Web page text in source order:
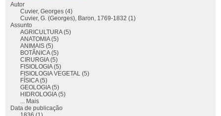
Autor
Cuvier, Georges (4)
Cuvier, G. (Georges), Baron, 1769-1832 (1)
Assunto
AGRICULTURA (5)
ANATOMIA (5)
ANIMAIS (5)
BOTÂNICA (5)
CIRURGIA (5)
FISIOLOGIA (5)
FISIOLOGIA VEGETAL (5)
FÍSICA (5)
GEOLOGIA (5)
HIDROLOGIA (5)
... Mais
Data de publicação